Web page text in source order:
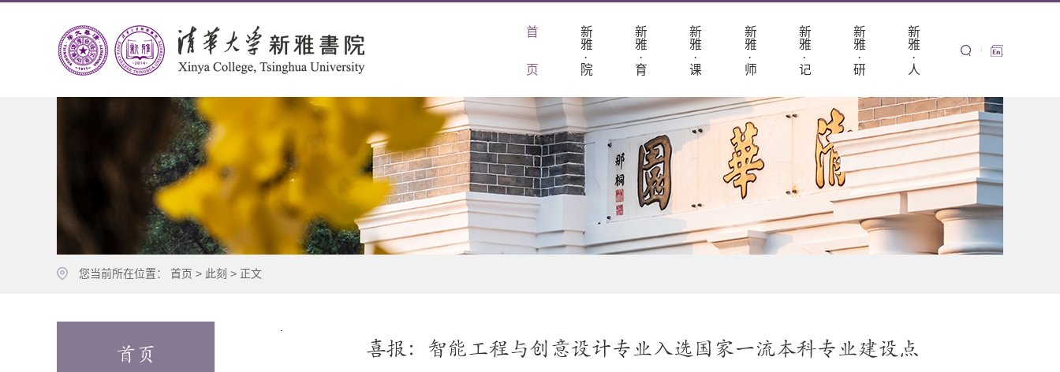
首
页
新
雅
·
院
新
雅
·
育
新
雅
·
课
新
雅
·
师
新
雅
·
记
新
雅
·
研
新
雅
·
人
您当前所在位置： 首页 > 此刻 > 正文
首页 喜报：智能工程与创意设计专业入选国家一流本科专业建设点